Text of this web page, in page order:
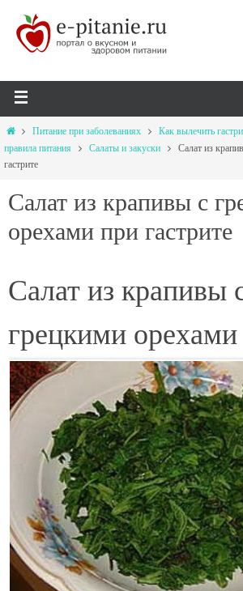
Питание при заболеваниях
Как вылечить
правила питания
Салаты и закуски
Салат из
гастрите
Салат из крапивы с
орехами при гастрите
Салат из крапивы
грецкими орехами